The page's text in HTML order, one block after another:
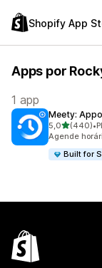
Shopify App
Apps por
1 app
Meety:
5,0de 5(440)
440 •
Agende
Built for